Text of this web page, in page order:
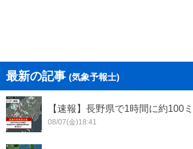
最新の記事 (気象予報士)
【速報】長野県で1時間に約
08/07(金)18:41